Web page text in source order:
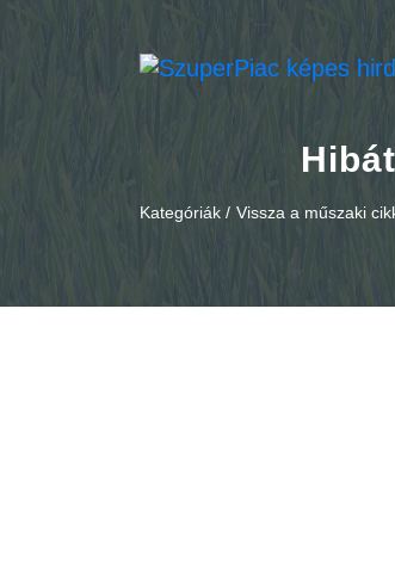
Kategóriák / Vissza a műszaki